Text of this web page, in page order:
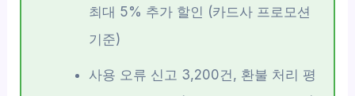
최대 5% 추가 할인 (카드사 프로모션
기준)
사용 오류 신고 3,200건, 환불 처리 평